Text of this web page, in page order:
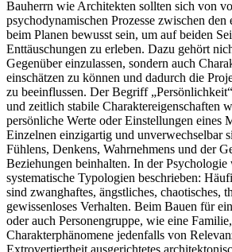
Bauherrn wie Architekten sollten sich von
psychodynamischen Prozesse zwischen den
beim Planen bewusst sein, um auf beiden
Enttäuschungen zu erleben. Dazu gehört
Gegenüber einzulassen, sondern auch
einschätzen zu können und dadurch die
zu beeinflussen. Der Begriff
und zeitlich stabile Charaktereigenschaften
persönliche Werte oder Einstellungen eines
Einzelnen einzigartig und unverwechselbar
Fühlens, Denkens, Wahrnehmens und der
Beziehungen beinhalten. In der
systematische Typologien beschrieben:
sind zwanghaftes, ängstliches, chaotisches,
gewissenloses Verhalten. Beim Bauen für
oder auch Personengruppe, wie eine
Charakterphänomene jedenfalls von
Extrovertiertheit ausgerichtetes